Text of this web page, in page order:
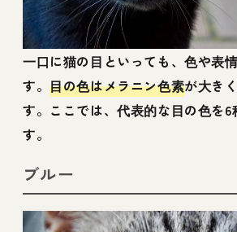
一口に猫の目といっても、色や表
す。目の色はメラニン色素が大き
す。ここでは、代表的な目の色を6
す。
ブルー